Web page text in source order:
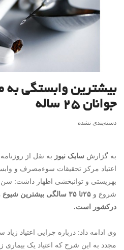
بیشترین وابستگی به
جوانان ۲۵ ساله
دسته‌بندی نشده
به گزارش سایک نیوز به نقل از
اعتیاد مرکز تحقیقات سوءمصرف و
شروع و
۲۵تا ۳۵ سالگی
درکشور است.
وی ادامه داد: درباره چرایی اعتیاد
مجدد به این شرح که اعتیاد یک بیماری